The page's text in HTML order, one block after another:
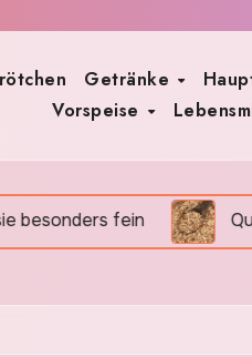
Getränke
Vorspeise
Quinoa: Warum